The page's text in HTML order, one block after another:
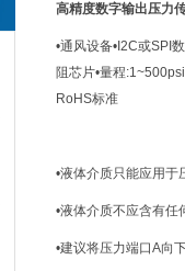
高精度数字输出压力
•通风设备•I2C或SPI
阻芯片•量程
RoHS标准
•液体介质只能应用
•液体介质不应含有
•建议将压力端口A向